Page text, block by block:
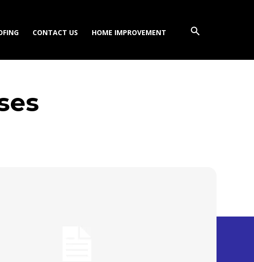
CONTACT US HOME IMPROVEMENT